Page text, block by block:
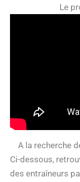
Le
A la recherche
Ci-dessous,
des entraîneurs